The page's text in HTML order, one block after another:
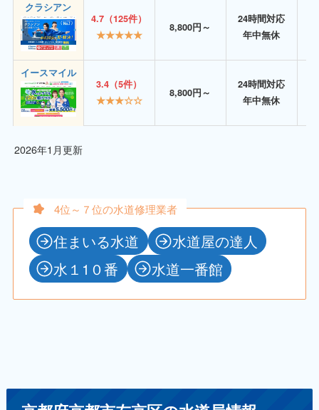
クラシアン
4.7（125件）
★★★★★
8,800円～
24時間対応
年中無休
イースマイル
3.4（5件）
★★★☆☆
8,800円～
24時間対応
年中無休
2026年1月更新
4位～７位の水道修理業者
住まいる水道
水道屋の達人
水１1０番
水道一番館